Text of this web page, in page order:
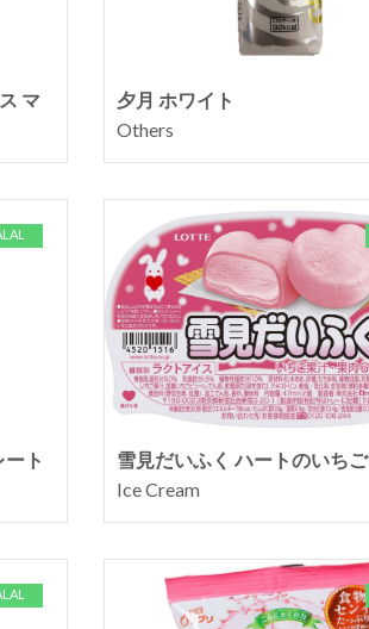
マ
夕月 ホワイト
Others
ト
雪見だいふく ハートのいちご
Ice Cream